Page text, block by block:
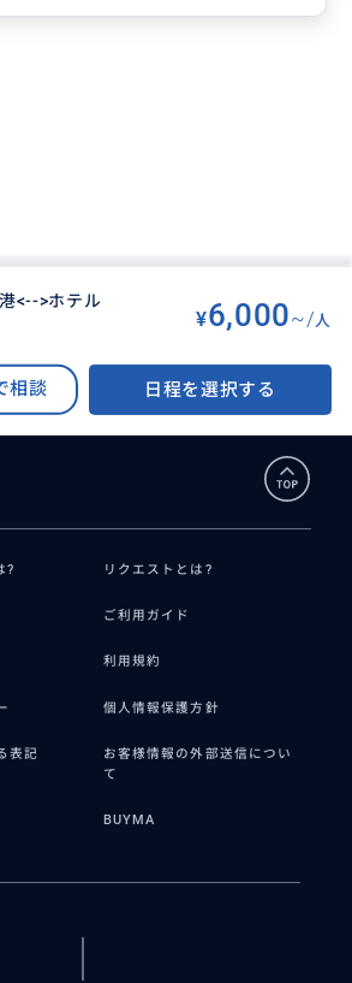
<-->ホテル
¥6,000~/人
相談 日程を選択する
国空港送迎 仁川空港<-->ホテル送迎（往復or片道）
? リクエストとは?
ご利用ガイド
利用規約
個人情報保護方針
表記
お客様情報の外部送信につい
て
BUYMA